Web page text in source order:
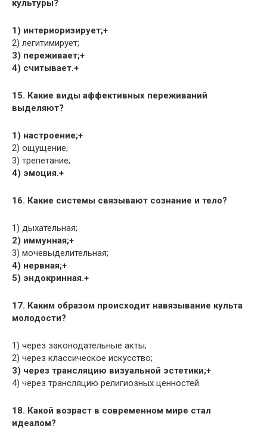
культуры?
1) интериоризирует;+
2) легитимирует;
3) переживает;+
4) считывает.+
15. Какие виды аффективных переживаний
выделяют?
1) настроение;+
2) ощущение;
3) трепетание;
4) эмоция.+
16. Какие системы связывают сознание и тело?
1) дыхательная;
2) иммунная;+
3) мочевыделительная;
4) нервная;+
5) эндокринная.+
17. Каким образом происходит навязывание культа
молодости?
1) через законодательные акты;
2) через классическое искусство;
3) через трансляцию визуальной эстетики;+
4) через трансляцию религиозных ценностей.
18. Какой возраст в современном мире стал
идеалом?